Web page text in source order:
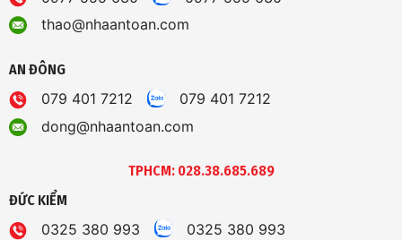
thao@nhaantoan.com
AN ĐÔNG
079 401 7212
079 401 7212
dong@nhaantoan.com
TPHCM: 028.38.685.689
ĐỨC KIỂM
0325 380 993
0325 380 993